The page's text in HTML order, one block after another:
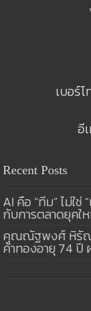
เบอร์
อี
Recent Posts
AI คือ “ทีม” ไม่ใ
กับการตลาดยุคใ
คุณณัฐพงศ์ หิรัณ
ค้าทองอายุ 74 ปี